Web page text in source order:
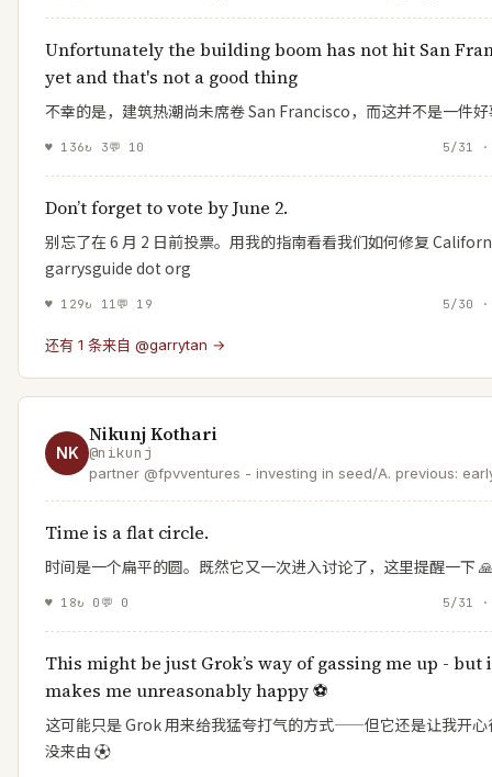
Unfortunately the building boom has not hit San
yet and that's not a good thing
不幸的是，建筑热潮尚未席卷 San Francisco，而这并不是一件
♥ 136↻ 3💬 10 5/31
Don’t forget to vote by June 2.
别忘了在 6 月 2 日前投票。用我的指南看看我们如何修复
garrysguide dot org
♥ 129↻ 11💬 19 5/30
还有 1 条来自 @garrytan →
NK
Nikunj Kothari
@nikunj
partner @fpvventures - investing in seed/A. previous:
Time is a flat circle.
时间是一个扁平的圆。既然它又一次进入讨论了，这里提醒一下
♥ 18↻ 0 💬 0 5/31
This might be just Grok’s way of gassing me up - but
makes me unreasonably happy ⚽️
这可能只是 Grok 用来给我猛夸打气的方式——但它还是让我开心
没来由 ⚽️